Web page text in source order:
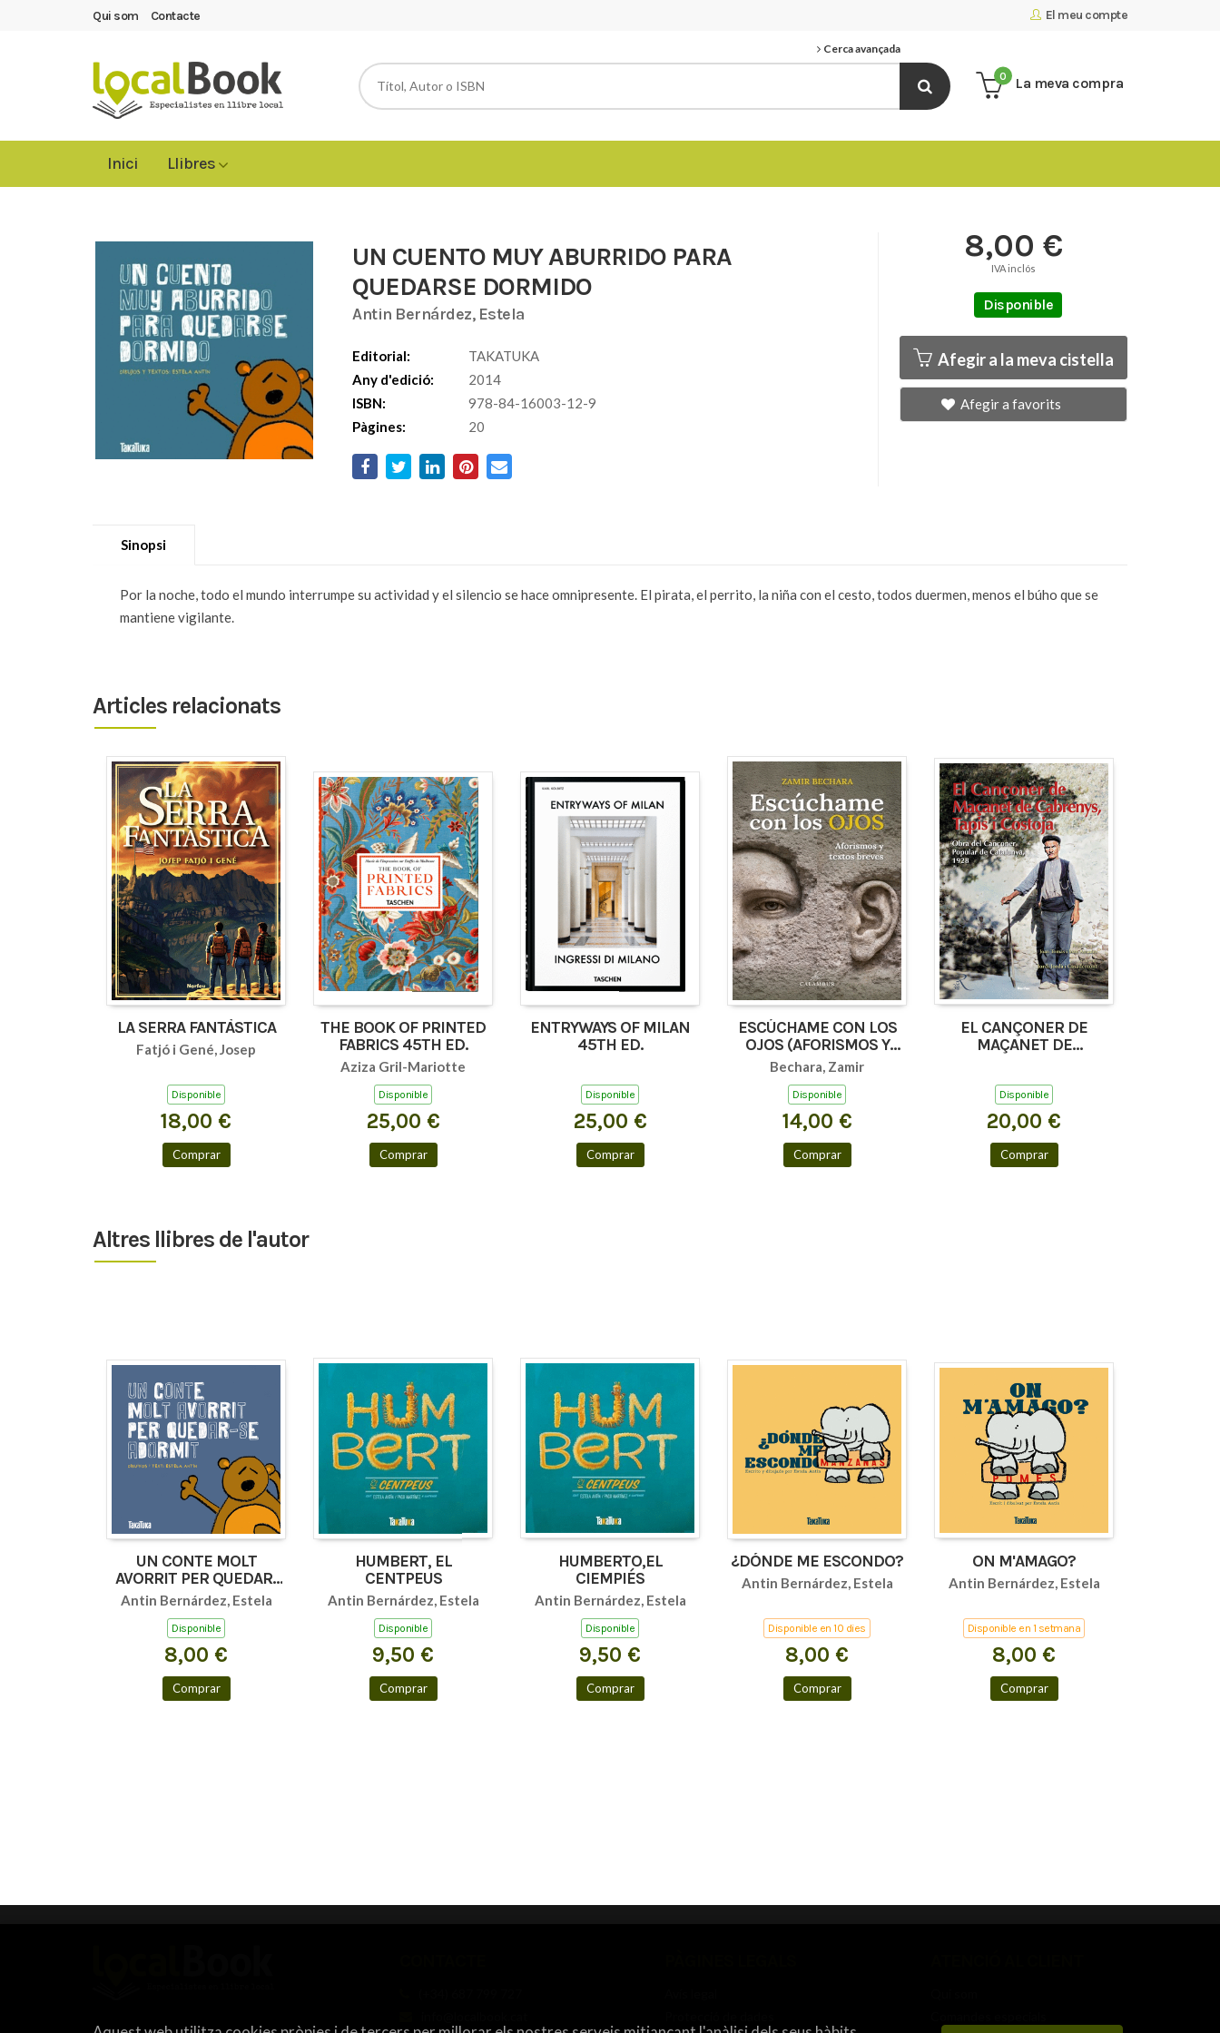
El meu compte
Qui som Contacte
Cerca avançada
La meva compra
0
Inici Llibres
UN CUENTO MUY ABURRIDO PARA
QUEDARSE DORMIDO
Antin Bernárdez, Estela
Editorial:
TAKATUKA
Any d'edició:
2014
ISBN:
978-84-16003-12-9
Pàgines:
20
8,00 €
IVA inclós
Disponible
Afegir a la meva cistella
Afegir a favorits
Sinopsi
Por la noche, todo el mundo interrumpe su actividad y el silencio se hace omnipresente. El pirata, el perrito, la niña con el cesto, todos duermen, menos el búho que se
mantiene vigilante.
Articles relacionats
LA SERRA FANTÀSTICA
Fatjó i Gené, Josep
Disponible
18,00 €
Comprar
THE BOOK OF PRINTED
FABRICS 45TH ED.
Aziza Gril-Mariotte
Disponible
25,00 €
Comprar
ENTRYWAYS OF MILAN
45TH ED.
Disponible
25,00 €
Comprar
ESCÚCHAME CON LOS
OJOS (AFORISMOS Y
TEXTOS BREVES)
Bechara, Zamir
Disponible
14,00 €
Comprar
EL CANÇONER DE
MAÇANET DE
Disponible
20,00 €
Comprar
Altres llibres de l'autor
UN CONTE MOLT
AVORRIT PER QUEDAR-
SE ADORMIT
Antin Bernárdez, Estela
Disponible
8,00 €
Comprar
HUMBERT, EL
CENTPEUS
Antin Bernárdez, Estela
Disponible
9,50 €
Comprar
HUMBERTO,EL
CIEMPIÉS
Antin Bernárdez, Estela
Disponible
9,50 €
Comprar
¿DÓNDE ME ESCONDO?
Antin Bernárdez, Estela
Disponible en 10 dies
8,00 €
Comprar
ON M'AMAGO?
Antin Bernárdez, Estela
Disponible en 1 setmana
8,00 €
Comprar